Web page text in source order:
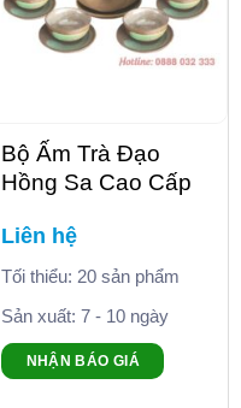
Bộ Ấm Trà Đạo
Hồng Sa Cao Cấp
Liên hệ
Tối thiểu: 20 sản phẩm
Sản xuất: 7 - 10 ngày
NHẬN BÁO GIÁ